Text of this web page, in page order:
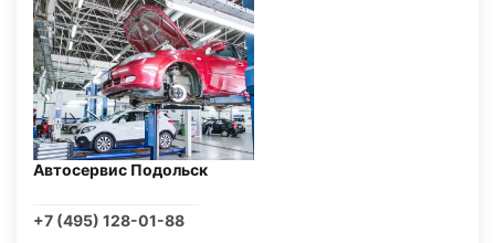
Автосервис Подольск
+7 (495) 128-01-88